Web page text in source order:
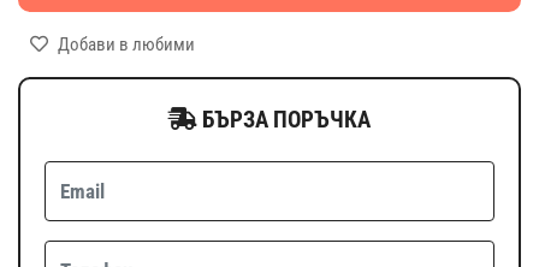
Добави в любими
БЪРЗА ПОРЪЧКА